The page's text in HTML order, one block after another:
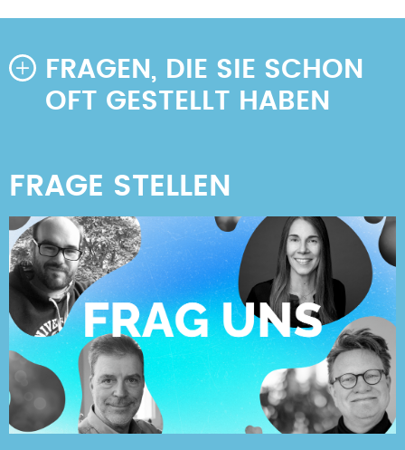
FRAGEN, DIE SIE SCHON
OFT GESTELLT HABEN